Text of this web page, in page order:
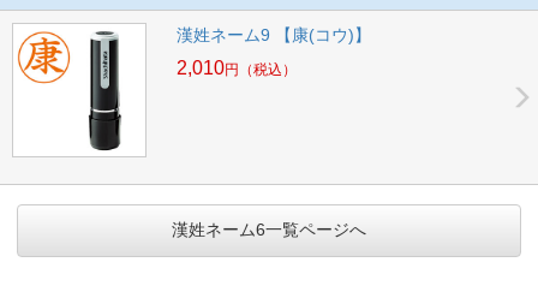
漢姓ネーム9 【康(コウ)】
2,010円 （税込）
漢姓ネーム6一覧ページへ